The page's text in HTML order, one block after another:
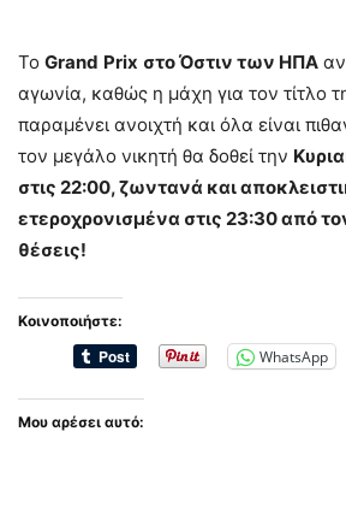
Το Grand Prix στο Όστιν των ΗΠΑ
αγωνία, καθώς η μάχη για τον τίτλο
παραμένει ανοιχτή και όλα είναι
τον μεγάλο νικητή θα δοθεί την
στις 22:00, ζωντανά και
ετεροχρονισμένα στις 23:30 από
θέσεις!
Κοινοποιήστε:
WhatsApp
Μου αρέσει αυτό: